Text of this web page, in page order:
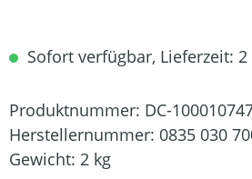
Sofort verfügbar, Lieferzeit: 2
Produktnummer: DC-
Herstellernummer: 0835 030
Gewicht: 2 kg